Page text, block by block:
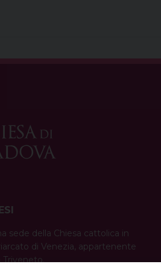
sede della Chiesa cattolica in
di Venezia, appartenente